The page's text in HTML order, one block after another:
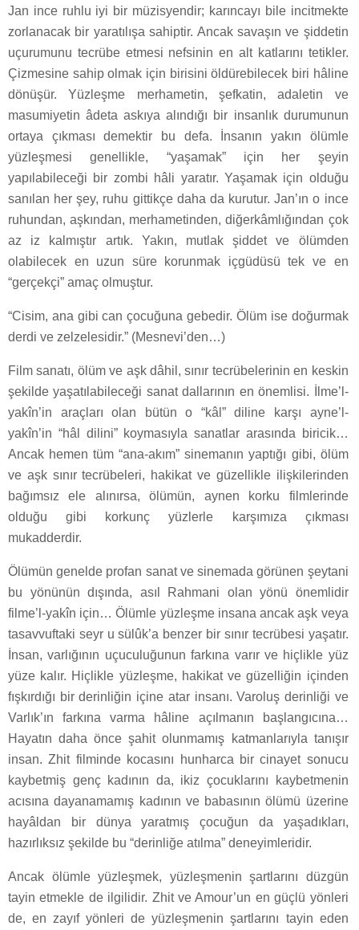
Jan ince ruhlu iyi bir müzisyendir; karıncayı bile incitmekte
zorlanacak bir yaratılışa sahiptir. Ancak savaşın ve şiddetin
uçurumunu tecrübe etmesi nefsinin en alt katlarını tetikler.
Çizmesine sahip olmak için birisini öldürebilecek biri hâline
dönüşür. Yüzleşme merhametin, şefkatin, adaletin ve
masumiyetin âdeta askıya alındığı bir insanlık durumunun
ortaya çıkması demektir bu defa. İnsanın yakın ölümle
yüzleşmesi genellikle, “yaşamak” için her şeyin
yapılabileceği bir zombi hâli yaratır. Yaşamak için olduğu
sanılan her şey, ruhu gittikçe daha da kurutur. Jan’ın o ince
ruhundan, aşkından, merhametinden, diğerkâmlığından çok
az iz kalmıştır artık. Yakın, mutlak şiddet ve ölümden
olabilecek en uzun süre korunmak içgüdüsü tek ve en
“gerçekçi” amaç olmuştur.
“Cisim, ana gibi can çocuğuna gebedir. Ölüm ise doğurmak
derdi ve zelzelesidir.” (Mesnevi’den…)
Film sanatı, ölüm ve aşk dâhil, sınır tecrübelerinin en keskin
şekilde yaşatılabileceği sanat dallarının en önemlisi. İlme’l-
yakîn’in araçları olan bütün o “kâl” diline karşı ayne’l-
yakîn’in “hâl dilini” koymasıyla sanatlar arasında biricik…
Ancak hemen tüm “ana-akım” sinemanın yaptığı gibi, ölüm
ve aşk sınır tecrübeleri, hakikat ve güzellikle ilişkilerinden
bağımsız ele alınırsa, ölümün, aynen korku filmlerinde
olduğu gibi korkunç yüzlerle karşımıza çıkması
mukadderdir.
Ölümün genelde profan sanat ve sinemada görünen şeytani
bu yönünün dışında, asıl Rahmani olan yönü önemlidir
filme’l-yakîn için… Ölümle yüzleşme insana ancak aşk veya
tasavvuftaki seyr u sülûk’a benzer bir sınır tecrübesi yaşatır.
İnsan, varlığının uçuculuğunun farkına varır ve hiçlikle yüz
yüze kalır. Hiçlikle yüzleşme, hakikat ve güzelliğin içinden
fışkırdığı bir derinliğin içine atar insanı. Varoluş derinliği ve
Varlık’ın farkına varma hâline açılmanın başlangıcına…
Hayatın daha önce şahit olunmamış katmanlarıyla tanışır
insan. Zhit filminde kocasını hunharca bir cinayet sonucu
kaybetmiş genç kadının da, ikiz çocuklarını kaybetmenin
acısına dayanamamış kadının ve babasının ölümü üzerine
hayâldan bir dünya yaratmış çocuğun da yaşadıkları,
hazırlıksız şekilde bu “derinliğe atılma” deneyimleridir.
Ancak ölümle yüzleşmek, yüzleşmenin şartlarını düzgün
tayin etmekle de ilgilidir. Zhit ve Amour’un en güçlü yönleri
de, en zayıf yönleri de yüzleşmenin şartlarını tayin eden